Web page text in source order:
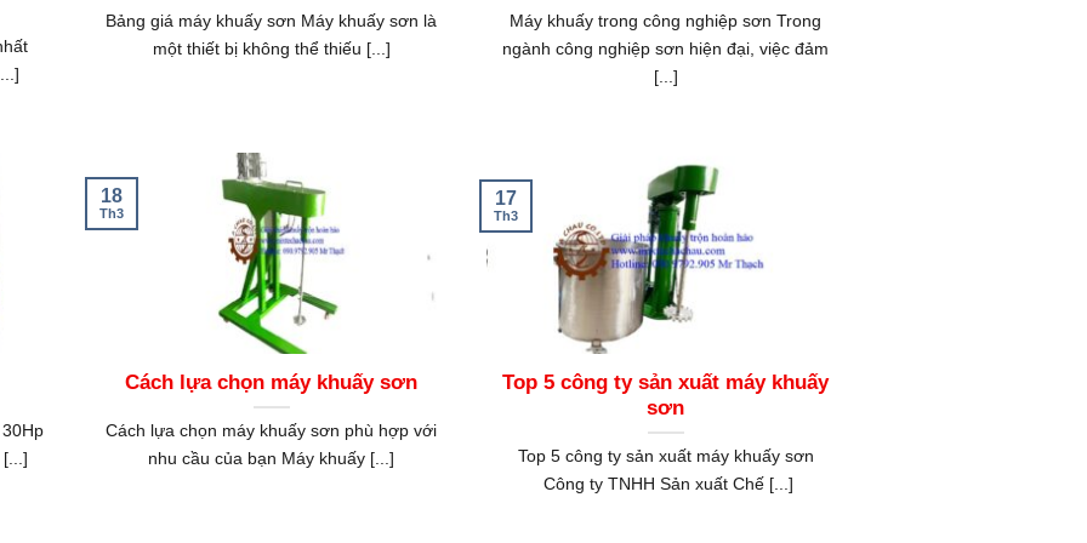
Bảng giá máy khuấy sơn Máy khuấy sơn là
một thiết bị không thể thiếu [...]
Máy khuấy trong công nghiệp sơn Trong
ngành công nghiệp sơn hiện đại, việc đảm
[...]
Cách lựa chọn máy khuấy sơn
Cách lựa chọn máy khuấy sơn phù hợp với
nhu cầu của bạn Máy khuấy [...]
18
Th3
Top 5 công ty sản xuất máy khuấy
sơn
Top 5 công ty sản xuất máy khuấy sơn
Công ty TNHH Sản xuất Chế [...]
17
Th3